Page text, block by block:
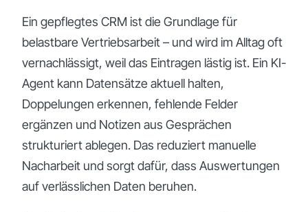
Ein gepflegtes CRM ist die Grundlage für
belastbare Vertriebsarbeit – und wird im Alltag oft
vernachlässigt, weil das Eintragen lästig ist. Ein KI-
Agent kann Datensätze aktuell halten,
Doppelungen erkennen, fehlende Felder
ergänzen und Notizen aus Gesprächen
strukturiert ablegen. Das reduziert manuelle
Nacharbeit und sorgt dafür, dass Auswertungen
auf verlässlichen Daten beruhen.